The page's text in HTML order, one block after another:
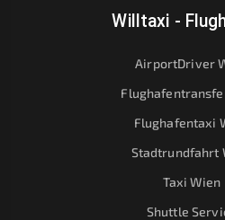
Willtaxi -
AirportDriver
Flughafentaxi
Stadtrundfahrt
Taxi Wien
Shuttle